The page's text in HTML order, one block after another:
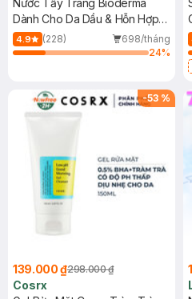
Nước Tẩy Trang Bioderma
Dành Cho Da Dầu & Hỗn Hợp
500ml
4.9 (228)
698/tháng
24%
-53 %
139.000 ₫298.000 ₫
Cosrx